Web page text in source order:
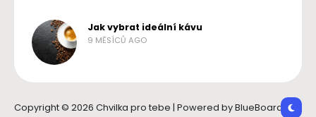
Jak vybrat ideální kávu
9 MĚSÍCŮ AGO
Copyright © 2026 Chvilka pro tebe | Powered by BlueBoard.